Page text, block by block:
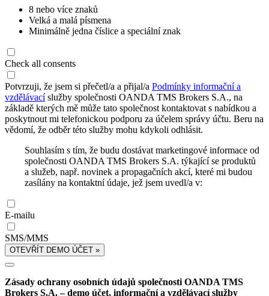
8 nebo více znaků
Velká a malá písmena
Minimálně jedna číslice a speciální znak
Check all consents
Potvrzuji, že jsem si přečetl/a a přijal/a Podmínky informační a
vzdělávacíslužby společnosti OANDA TMS Brokers S.A., na
základě kterých mě může tato společnost kontaktovat s nabídkou a
poskytnout mi telefonickou podporu za účelem správy účtu. Beru na
vědomí, že odběr této služby mohu kdykoli odhlásit.
Souhlasím s tím, že budu dostávat marketingové informace od
společnosti OANDA TMS Brokers S.A. týkající se produktů
a služeb, např. novinek a propagačních akcí, které mi budou
zasílány na kontaktní údaje, jež jsem uvedl/a v:
E-mailu
SMS/MMS
OTEVŘÍT DEMO ÚČET »
Zásady ochrany osobních údajů společnosti OANDA TMS
Brokers S.A. – demo účet, informační a vzdělávací služby